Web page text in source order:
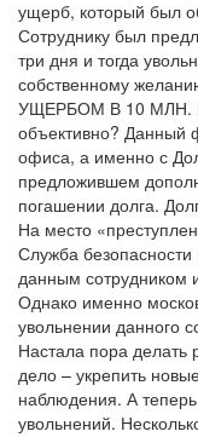
ущерб, который был
Сотруднику был
три дня и тогда
собственному
УЩЕРБОМ В 10 МЛН.
объективно? Данный
офиса, а именно с
предложившем
погашении долга.
На место
Служба
данным сотрудником
Однако именно
увольнении данного
Настала пора
дело – укрепить
наблюдения. А
увольнений.